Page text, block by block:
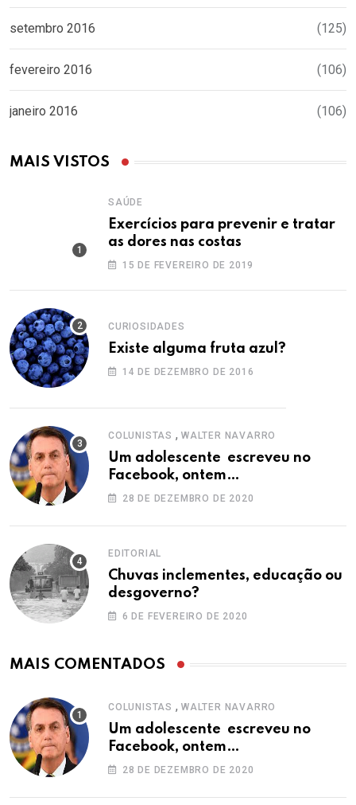
setembro 2016 (125)
fevereiro 2016 (106)
janeiro 2016 (106)
MAIS VISTOS
SAÚDE
Exercícios para prevenir e tratar
as dores nas costas
15 DE FEVEREIRO DE 2019
CURIOSIDADES
Existe alguma fruta azul?
14 DE DEZEMBRO DE 2016
COLUNISTAS , WALTER NAVARRO
Um adolescente escreveu no
Facebook, ontem…
28 DE DEZEMBRO DE 2020
EDITORIAL
Chuvas inclementes, educação ou
desgoverno?
6 DE FEVEREIRO DE 2020
MAIS COMENTADOS
COLUNISTAS , WALTER NAVARRO
Um adolescente escreveu no
Facebook, ontem…
28 DE DEZEMBRO DE 2020